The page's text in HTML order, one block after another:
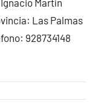
Martín
Las Palmas
928734148